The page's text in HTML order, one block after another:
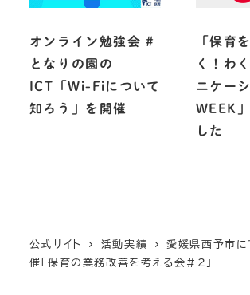
オンライン勉強会 #
となりの園の
ICT「Wi-Fiについて
知ろう」を開催
「保育
く！わ
ニケー
WEEK
した
公式サイト 活動実績
愛媛県西予市
催「保育の業務改善を考える会＃２」